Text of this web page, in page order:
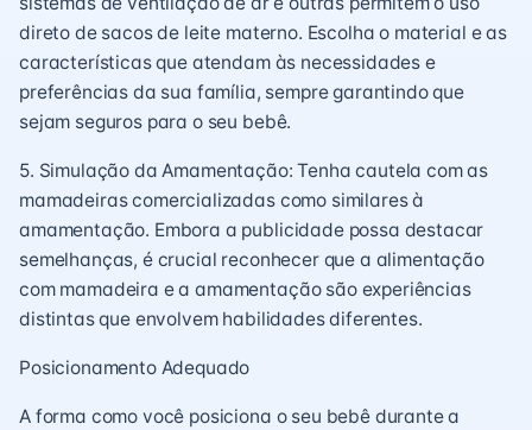
direto de sacos de leite materno. Escolha o material e as
características que atendam às necessidades e
preferências da sua família, sempre garantindo que
sejam seguros para o seu bebê.
5. Simulação da Amamentação: Tenha cautela com as
mamadeiras comercializadas como similares à
amamentação. Embora a publicidade possa destacar
semelhanças, é crucial reconhecer que a alimentação
com mamadeira e a amamentação são experiências
distintas que envolvem habilidades diferentes.
Posicionamento Adequado
A forma como você posiciona o seu bebê durante a